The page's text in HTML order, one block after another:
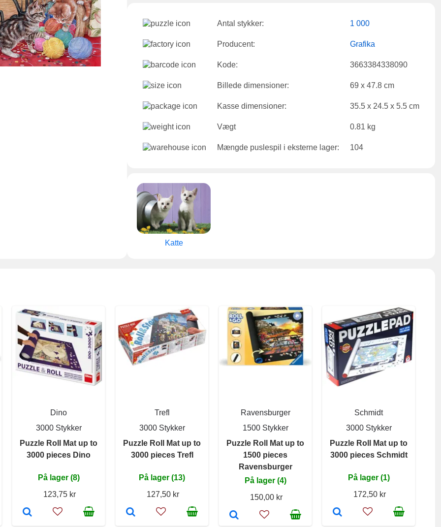
Antal stykker: 1 000
Producent: Grafika
Kode: 3663384338090
Billede dimensioner: 69 x 47.8 cm
Kasse dimensioner: 35.5 x 24.5 x 5.5 cm
Vægt 0.81 kg
Mængde puslespil i eksterne lager: 104
Katte
Dino
3000 Stykker
Puzzle Roll Mat up to
3000 pieces Dino
På lager (8)
123,75 kr
Trefl
3000 Stykker
Puzzle Roll Mat up to
3000 pieces Trefl
På lager (13)
127,50 kr
Ravensburger
1500 Stykker
Puzzle Roll Mat up to
1500 pieces
Ravensburger
På lager (4)
150,00 kr
Schmidt
3000 Stykker
Puzzle Roll Mat up to
3000 pieces Schmidt
På lager (1)
172,50 kr